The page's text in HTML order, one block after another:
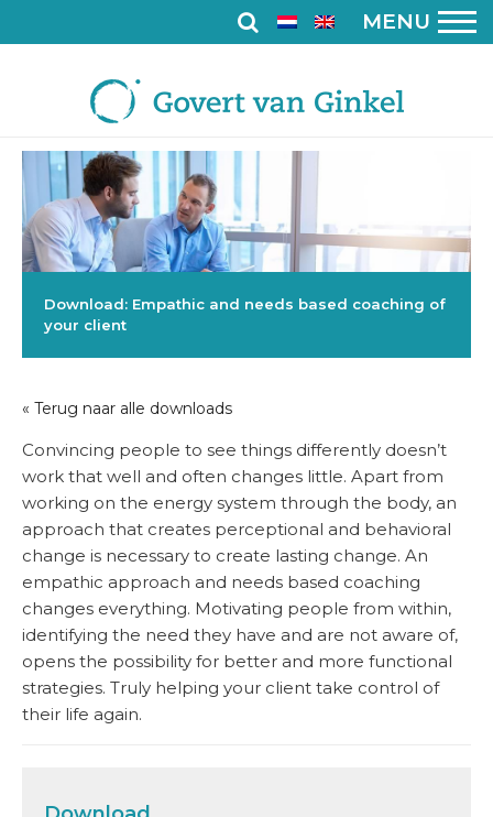
MENU
Download: Empathic and needs based coaching of
your client
« Terug naar alle downloads
Convincing people to see things differently doesn’t
work that well and often changes little. Apart from
working on the energy system through the body, an
approach that creates perceptional and behavioral
change is necessary to create lasting change. An
empathic approach and needs based coaching
changes everything. Motivating people from within,
identifying the need they have and are not aware of,
opens the possibility for better and more functional
strategies. Truly helping your client take control of
their life again.